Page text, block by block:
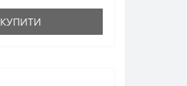
КУПИТИ